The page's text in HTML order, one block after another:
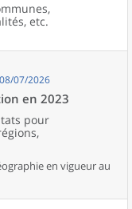
etc.
07/2026
en 2023
pour
en vigueur au